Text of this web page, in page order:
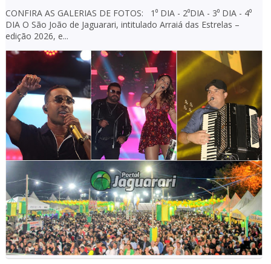
CONFIRA AS GALERIAS DE FOTOS: 1⁰ DIA - 2⁰DIA - 3⁰ DIA - 4⁰
DIA O São João de Jaguarari, intitulado Arraiá das Estrelas –
edição 2026, e...